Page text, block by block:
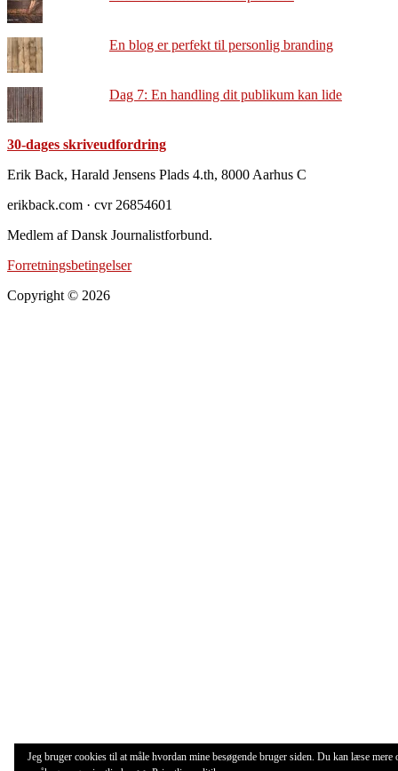
En blog er perfekt til personlig branding
Dag 7: En handling dit publikum kan lide
30-dages skriveudfordring
Footer
Erik Back, Harald Jensens Plads 4.th, 8000 Aarhus C
erikback.com · cvr 26854601
Medlem af Dansk Journalistforbund.
Forretningsbetingelser
Copyright © 2026
Jeg bruger cookies til at måle hvordan mine besøgende bruger siden. Du kan læse mere